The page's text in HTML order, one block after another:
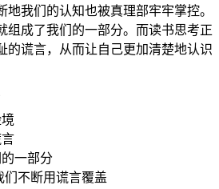
地我们的认知也被真理部牢牢掌控。
组成了我们的一部分。而读书思考正
的谎言，从而让自己更加清楚地认识
一部分
们不断用谎言覆盖